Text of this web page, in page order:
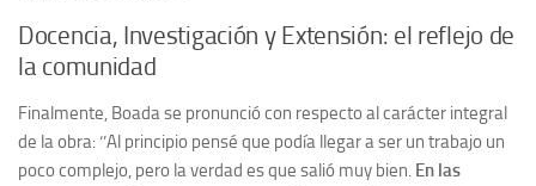
Docencia, Investigación y Extensión: el reflejo de
la comunidad
Finalmente, Boada se pronunció con respecto al carácter integral
de la obra: ‘’Al principio pensé que podía llegar a ser un trabajo un
poco complejo, pero la verdad es que salió muy bien. En las